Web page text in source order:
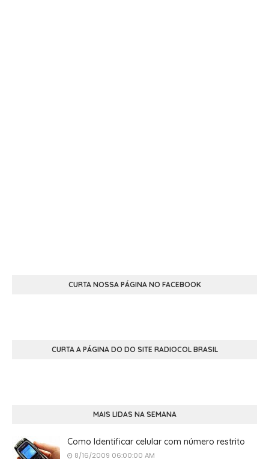
CURTA NOSSA PÁGINA NO FACEBOOK
CURTA A PÁGINA DO DO SITE RADIOCOL BRASIL
MAIS LIDAS NA SEMANA
Como Identificar celular com número restrito
8/16/2009 06:00:00 AM